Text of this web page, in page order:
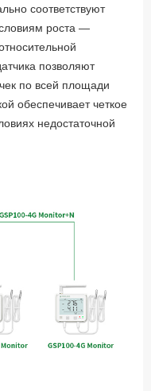
соответствуют
роста —
позволяют
по всей площади
обеспечивает четкое
недостаточной